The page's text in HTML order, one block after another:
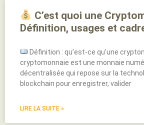
C’est quoi une
Définition, usages et
Définition : qu’est-ce qu’une
cryptomonnaie est une monnaie
décentralisée qui repose sur la
blockchain pour enregistrer, valider
LIRE LA SUITE »